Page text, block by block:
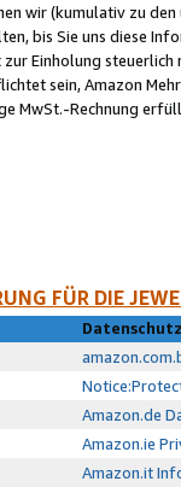
wir (kumulativ zu
bis Sie uns diese
Einholung
sein, Amazon
MwSt.-Rechnung
FÜR DIE
Amazon.de
Amazon.ie
Amazon.it